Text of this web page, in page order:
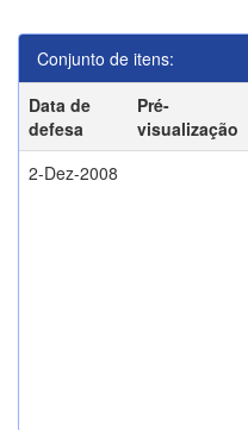
Conjunto de itens:
Data de
defesa
Pré-
visualização
2-Dez-2008